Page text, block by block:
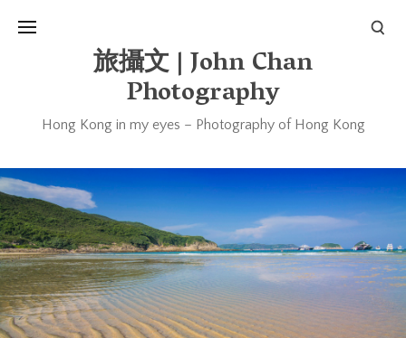
旅攝文 | John Chan
Photography
Hong Kong in my eyes – Photography of Hong Kong